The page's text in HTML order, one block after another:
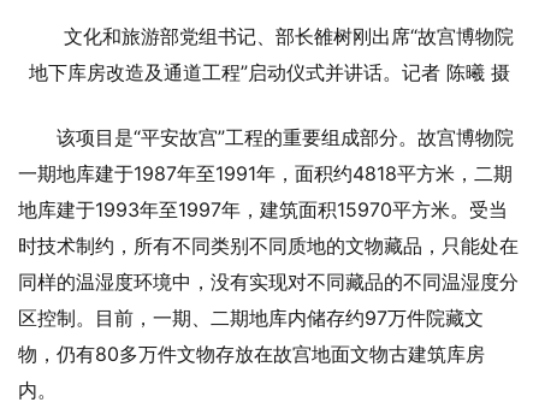
文化和旅游部党组书记、部长雒树刚出席“故宫博物院
地下库房改造及通道工程”启动仪式并讲话。记者 陈曦 摄
该项目是“平安故宫”工程的重要组成部分。故宫博物院
一期地库建于1987年至1991年，面积约4818平方米，二期
地库建于1993年至1997年，建筑面积15970平方米。受当
时技术制约，所有不同类别不同质地的文物藏品，只能处在
同样的温湿度环境中，没有实现对不同藏品的不同温湿度分
区控制。目前，一期、二期地库内储存约97万件院藏文
物，仍有80多万件文物存放在故宫地面文物古建筑库房
内。